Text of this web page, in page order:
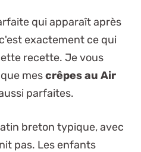
qui apparaît après
exactement ce qui
recette. Je vous
mescrêpes au Air
parfaites.
breton typique, avec
pas. Les enfants